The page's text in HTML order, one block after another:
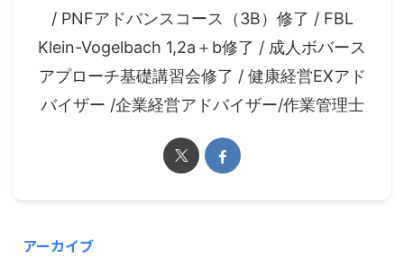
/ PNFアドバンスコース（3B）修了 / FBL
Klein-Vogelbach 1,2a＋b修了 / 成人ボバース
アプローチ基礎講習会修了 / 健康経営EXアド
バイザー /企業経営アドバイザー/作業管理士
アーカイブ